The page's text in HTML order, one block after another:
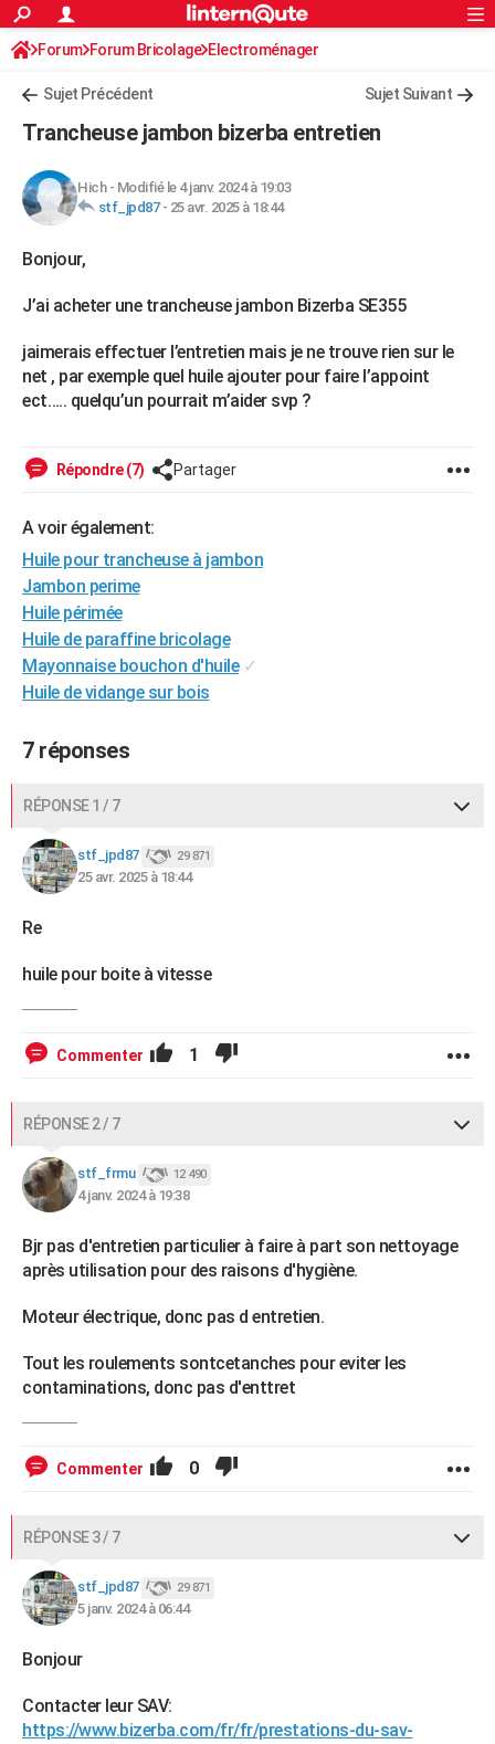
ACTUALITÉS
Politique
Société
Faits Divers
Education
Monde
Villes
+
Retraite
Impôts
Epargne
Immobilier
Risques naturels par ville
Banque
Assurance
Crédit
AUTO
HIGH-TECH
BRICOLAGE
WEEK-END
Guides de France
Escapades
Patrimoine
Expositions
Musées
Week-end nature
+LIFESTYLE
Alimentation
Guide de la santé
Maladies
Médicaments
Sommeil
VOYAGE
Destinations
City break
Voyage nature
Voyage de noces
Forum
Climat
PHOTO
GUIDES D'ACHAT
BONS PLANS
CARTE DE VOEUX
Carte de Noël
Carte Bonne année
Carte Saint-Valentin
Carte Pâques
Carte d'anniversaire
DICTIONNAIRE
Dictionnaire
Biographies
Citations
Expressions
Proverbes
PROGRAMME TV
Se connecter
Collèges
Universités
Service militaire
AVIS DE DÉCÈS
FORUM
Bricolage
Lifestyle
Culture
Sport
Auto
Television
Voyage
Cinema
S'inscrire
Connexion
Forum Forum Bricolage Electroménager
Sujet Précédent Sujet Suivant
Trancheuse jambon bizerba entretien
Hich- Modifié le 4 janv. 2024 à 19:03
stf_jpd87- 25 avr. 2025 à 18:44
Bonjour,
J’ai acheter une trancheuse jambon Bizerba SE355
jaimerais effectuer l’entretien mais je ne trouve rien sur le
net , par exemple quel huile ajouter pour faire l’appoint
ect….. quelqu’un pourrait m’aider svp ?
Répondre (7) Partager
A voir également:
Huile pour trancheuse à jambon
Jambon perime
Huile périmée
Huile de paraffine bricolage
Mayonnaise bouchon d'huile ✓
Huile de vidange sur bois
7 réponses
RÉPONSE 1 / 7
stf_jpd87 29 871
25 avr. 2025 à 18:44
Re
huile pour boite à vitesse
Commenter 1
RÉPONSE 2 / 7
stf_frmu 12 490
4 janv. 2024 à 19:38
Bjr pas d'entretien particulier à faire à part son nettoyage
après utilisation pour des raisons d'hygiène.
Moteur électrique, donc pas d entretien.
Tout les roulements sontcetanches pour eviter les
contaminations, donc pas d'enttret
Commenter 0
RÉPONSE 3 / 7
stf_jpd87 29 871
5 janv. 2024 à 06:44
Bonjour
Contacter leur SAV:
https://www.bizerba.com/fr/fr/prestations-du-sav-